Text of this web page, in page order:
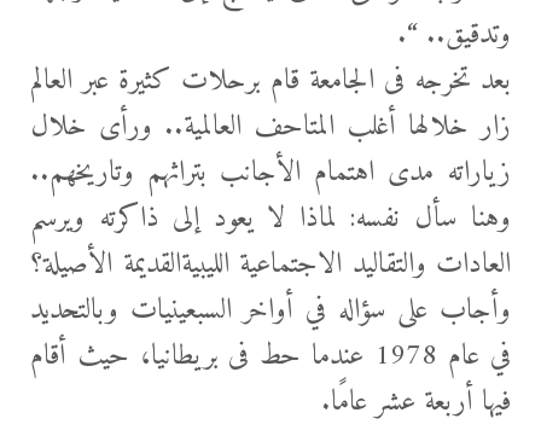
وتدقيق.. “.
بعد تخرجه فى الجامعة قام برحلات كثيرة عبر العالم
زار خلالها أغلب المتاحف العالمية.. ورأى خلال
زياراته مدى اهتمام الأجانب بتراثهم وتاريخهم..
وهنا سأل نفسه: لماذا لا يعود إلى ذاكرته ويرسم
العادات والتقاليد الاجتماعية الليبيةالقديمة الأصيلة؟
وأجاب على سؤاله في أواخر السبعينيات وبالتحديد
في عام 1978 عندما حط فى بريطانيا، حيث أقام
فيها أربعة عشر عامًا.